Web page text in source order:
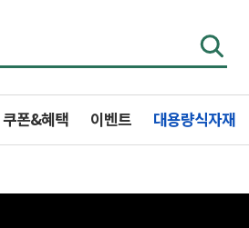
쿠폰&혜택 이벤트 대용량식자재